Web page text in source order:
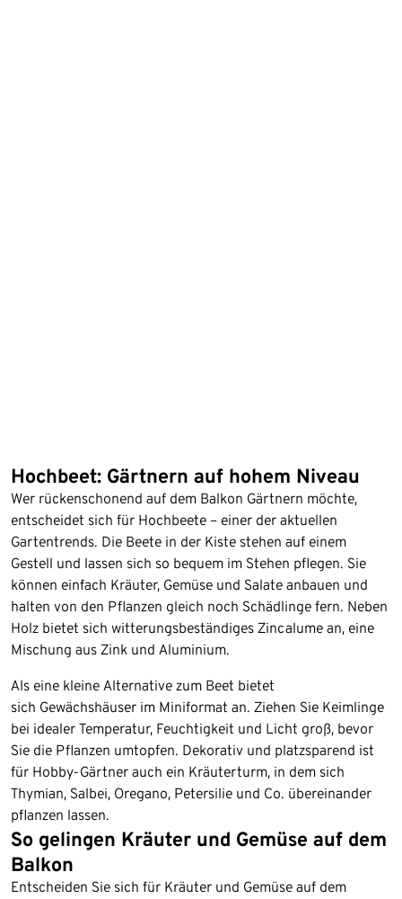
Hochbeet: Gärtnern auf hohem Niveau
Wer rückenschonend auf dem Balkon Gärtnern möchte,
entscheidet sich für Hochbeete – einer der aktuellen
Gartentrends. Die Beete in der Kiste stehen auf einem
Gestell und lassen sich so bequem im Stehen pflegen. Sie
können einfach Kräuter, Gemüse und Salate anbauen und
halten von den Pflanzen gleich noch Schädlinge fern. Neben
Holz bietet sich witterungsbeständiges Zincalume an, eine
Mischung aus Zink und Aluminium.
Als eine kleine Alternative zum Beet bietet
sich Gewächshäuser im Miniformat an. Ziehen Sie Keimlinge
bei idealer Temperatur, Feuchtigkeit und Licht groß, bevor
Sie die Pflanzen umtopfen. Dekorativ und platzsparend ist
für Hobby-Gärtner auch ein Kräuterturm, in dem sich
Thymian, Salbei, Oregano, Petersilie und Co. übereinander
pflanzen lassen.
So gelingen Kräuter und Gemüse auf dem
Balkon
Entscheiden Sie sich für Kräuter und Gemüse auf dem